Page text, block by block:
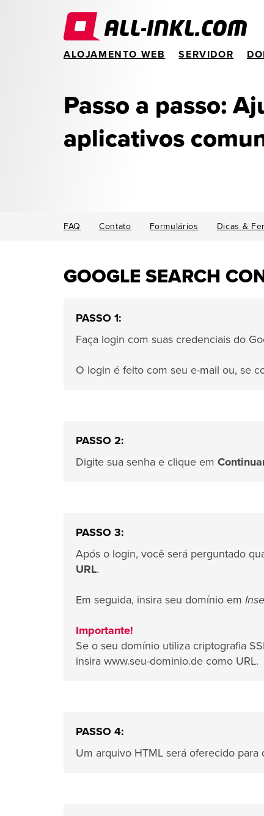
ALOJAMENTO WEB SERVIDOR
Passo a passo:
aplicativos
FAQ Contato Formulários Dicas &
GOOGLE SEARCH
PASSO 1:
Faça login com suas credenciais do
O login é feito com seu e-mail ou, se
PASSO 2:
Digite sua senha e clique em
PASSO 3:
Após o login, você será perguntado
URL.
Em seguida, insira seu domínio em
Importante!
Se o seu domínio utiliza criptografia
insira www.seu-dominio.de como URL.
PASSO 4:
Um arquivo HTML será oferecido